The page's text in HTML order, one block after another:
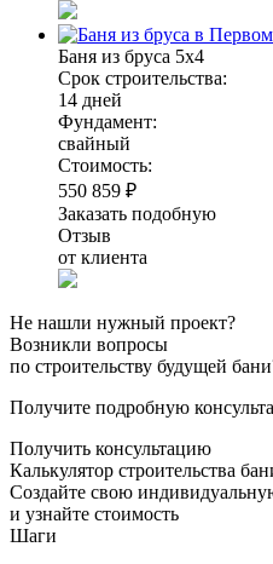
Баня из бруса 5х4
Срок строительства:
14 дней
Фундамент:
свайный
Стоимость:
550 859 ₽
Заказать подобную
Отзыв
от клиента
Не нашли нужный проект?
Возникли вопросы
по строительству будущей
Получите подробную
Получить консультацию
Калькулятор строительства
Создайте свою
и узнайте стоимость
Шаги